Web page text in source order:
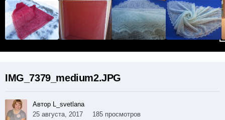
IMG_7379_medium2.JPG
Автор L_svetlana
25 августа, 2017
185 просмотров